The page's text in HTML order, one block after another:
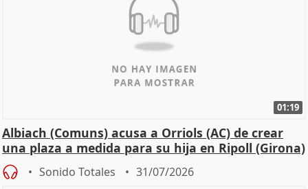
01:19
Albiach (Comuns) acusa a Orriols (AC) de crear
una plaza a medida para su hija en Ripoll (Girona)
Sonido Totales 31/07/2026